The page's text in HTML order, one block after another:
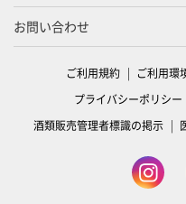
お問い合わせ
ご利用規約 ご利用環
プライバシーポリシー
酒類販売管理者標識の掲示